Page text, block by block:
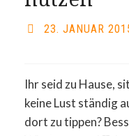
23. JANUAR
Ihr seid zu Hause,
keine Lust ständig
dort zu tippen?